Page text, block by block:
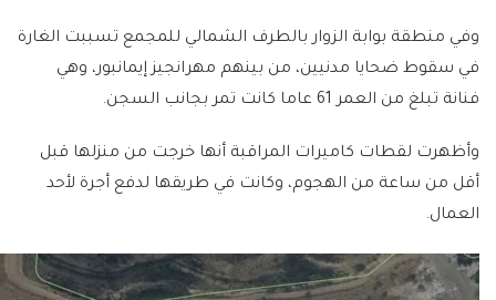
وفي منطقة بوابة الزوار بالطرف الشمالي للمجمع تسببت الغارة
في سقوط ضحايا مدنيين، من بينهم مهرانجيز إيمانبور، وهي
فنانة تبلغ من العمر 61 عاما كانت تمر بجانب السجن.
وأظهرت لقطات كاميرات المراقبة أنها خرجت من منزلها قبل
أقل من ساعة من الهجوم، وكانت في طريقها لدفع أجرة لأحد
العمال.